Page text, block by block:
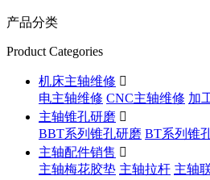
产品分类
Product Categories
机床主轴维修 
电主轴维修 CNC主轴维修 加
主轴锥孔研磨 
BBT系列锥孔研磨 BT系列锥
主轴配件销售 
主轴梅花胶垫 主轴拉杆 主轴